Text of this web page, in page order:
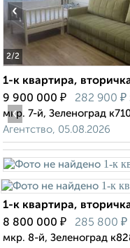
2/2
‹
1-к квартира,
9 900 000 ₽ 282 900 ₽
мкр. 7-й, Зеленоград
Агентство, 05.08.2026
‹
1-к квартира,
8 800 000 ₽ 285 800 ₽
мкр. 8-й, Зеленоград